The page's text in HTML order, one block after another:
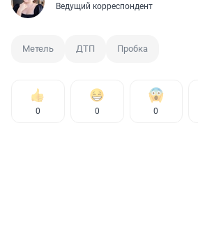
Ведущий корреспондент
Метель ДТП Пробка
0 0 0